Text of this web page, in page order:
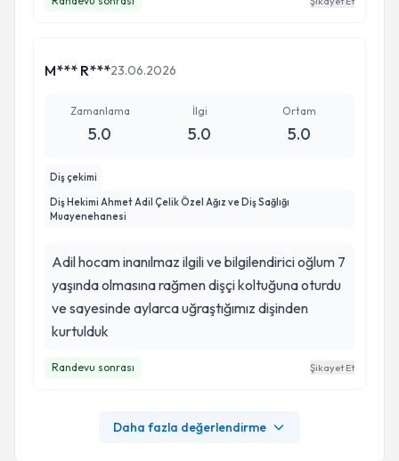
M*** R***23.06.2026
Zamanlama
5.0
İlgi
5.0
Ortam
5.0
Diş çekimi
Diş Hekimi Ahmet Adil Çelik Özel Ağız ve Diş Sağlığı
Muayenehanesi
Adil hocam inanılmaz ilgili ve bilgilendirici oğlum 7
yaşında olmasına rağmen dişçi koltuğuna oturdu
ve sayesinde aylarca uğraştığımız dişinden
kurtulduk
Randevu sonrası Şikayet Et
Daha fazla değerlendirme